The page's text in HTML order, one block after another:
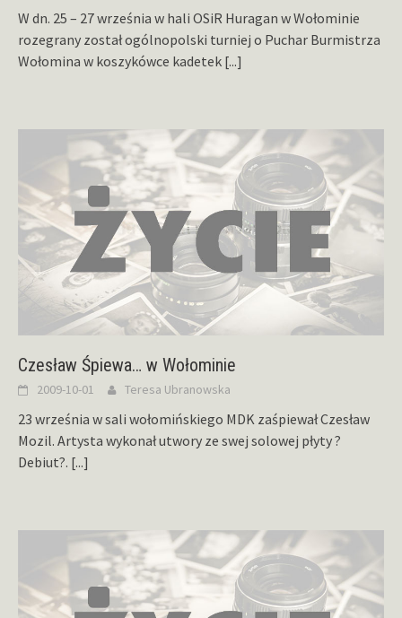
W dn. 25 – 27 września w hali OSiR Huragan w Wołominie
rozegrany został ogólnopolski turniej o Puchar Burmistrza
Wołomina w koszykówce kadetek [...]
Czesław Śpiewa… w Wołominie
2009-10-01 Teresa Ubranowska
23 września w sali wołomińskiego MDK zaśpiewał Czesław
Mozil. Artysta wykonał utwory ze swej solowej płyty ?
Debiut?. [...]